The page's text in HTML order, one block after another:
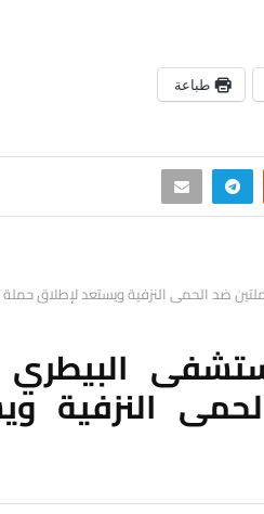
طباعة
ضد الحمى النزفية ويستعد لإطلاق حملة
النزفية